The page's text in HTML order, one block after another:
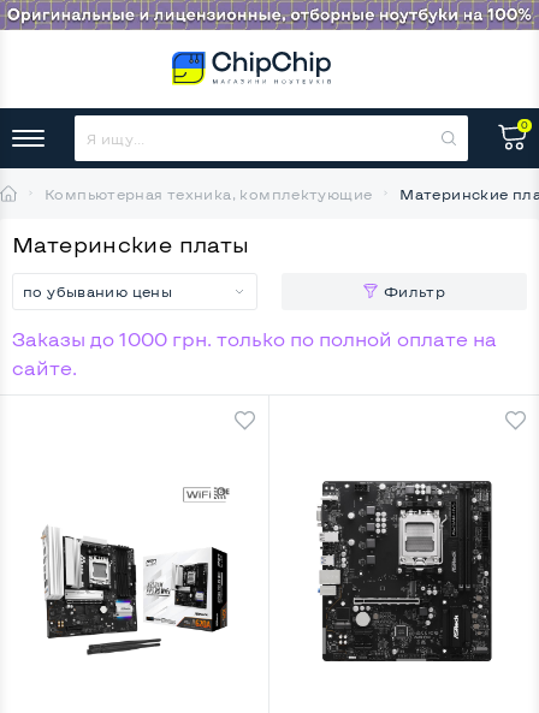
0
Компьютерная техника, комплектующие Материнские
Материнские платы
по убыванию цены Фильтр
Заказы до 1000 грн. только по полной оплате на
сайте.